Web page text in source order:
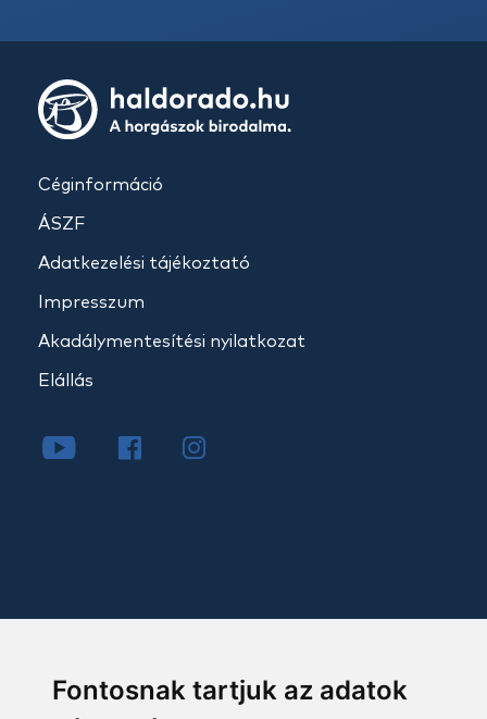
Fontosnak tartjuk az adatok
Céginformáció
ÁSZF
Adatkezelési tájékoztató
Impresszum
Akadálymentesítési nyilatkozat
Elállás